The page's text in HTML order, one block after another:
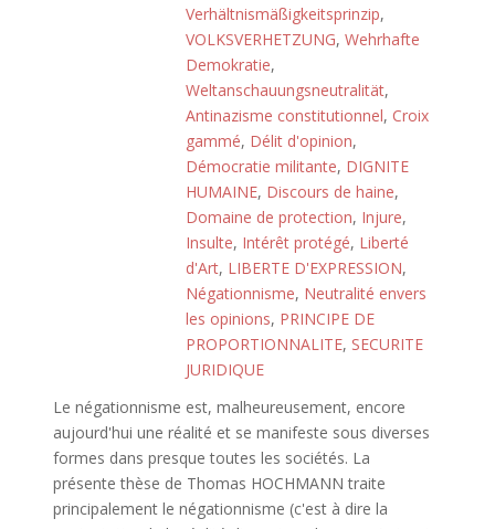
Verhältnismäßigkeitsprinzip,
VOLKSVERHETZUNG, Wehrhafte
Demokratie,
Weltanschauungsneutralität,
Antinazisme constitutionnel, Croix
gammé, Délit d'opinion,
Démocratie militante, DIGNITE
HUMAINE, Discours de haine,
Domaine de protection, Injure,
Insulte, Intérêt protégé, Liberté
d'Art, LIBERTE D'EXPRESSION,
Négationnisme, Neutralité envers
les opinions, PRINCIPE DE
PROPORTIONNALITE, SECURITE
JURIDIQUE
Le négationnisme est, malheureusement, encore
aujourd'hui une réalité et se manifeste sous diverses
formes dans presque toutes les sociétés. La
présente thèse de Thomas HOCHMANN traite
principalement le négationnisme (c'est à dire la